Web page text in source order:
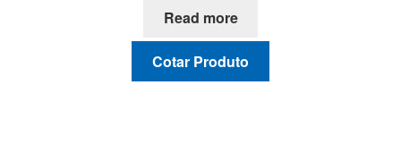
Read more
Cotar Produto